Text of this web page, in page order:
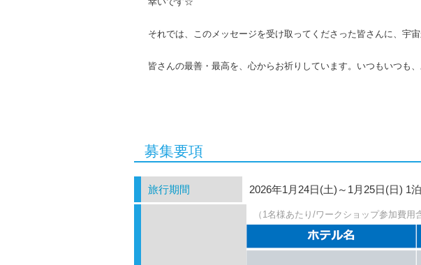
それでは、このメッセージを受け取ってくださった皆さんに、宇
皆さんの最善・最高を、心からお祈りしています。いつもいつも
募集要項
旅行期間 2026年1月24日(土)～1月25日(日) 1
（1名様あたり/ワークショップ参加費用